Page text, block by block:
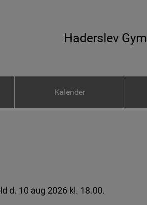
Haderslev
Kalender
d. 10 aug 2026 kl. 18.00.